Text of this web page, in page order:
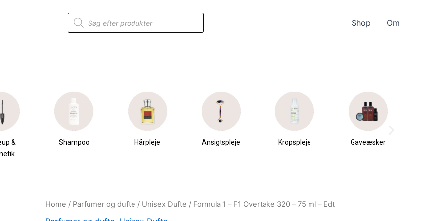
Products
search
Shop Om
&
Shampoo Hårpleje Ansigtspleje Kropspleje Gaveæsker
Home / Parfumer og dufte / Unisex Dufte / Formula 1 – F1 Overtake 320 – 75 ml – Edt
Original
Current